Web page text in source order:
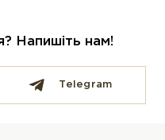
Напишіть нам!
Telegram